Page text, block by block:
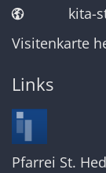
kita-
Visitenkarte
Links
Pfarrei St.